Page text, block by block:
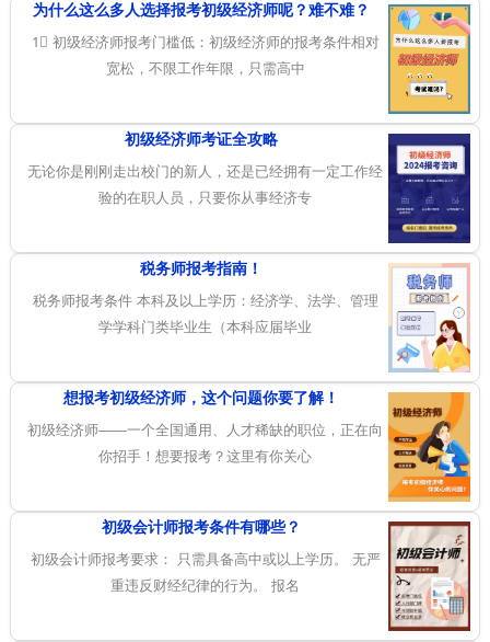
为什么这么多人选择报考初级经济师呢？难不难？
1⃣ 初级经济师报考门槛低：初级经济师的报考条件相对
宽松，不限工作年限，只需高中
初级经济师考证全攻略
无论你是刚刚走出校门的新人，还是已经拥有一定工作经
验的在职人员，只要你从事经济专
税务师报考指南！
税务师报考条件 本科及以上学历：经济学、法学、管理
学学科门类毕业生（本科应届毕业
想报考初级经济师，这个问题你要了解！
初级经济师——一个全国通用、人才稀缺的职位，正在向
你招手！想要报考？这里有你关心
初级会计师报考条件有哪些？
初级会计师报考要求： 只需具备高中或以上学历。 无严
重违反财经纪律的行为。 报名